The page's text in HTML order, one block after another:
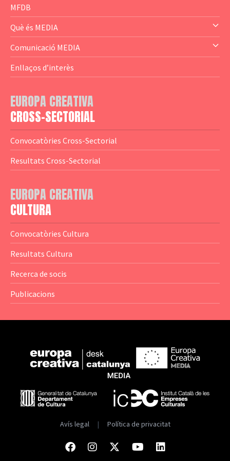
— Business Cluster
— Audience Cluster
— Altres
MFDB
Què és MEDIA
— El subprograma MEDIA
— Agència Executiva
— Logotips
Comunicació MEDIA
— Estrenes a Catalunya
— Notícies
— Guies MEDIA
— Altres Guies
— Presentacions
— Estudis
— Anuaris
— Catàlegs
— Estadístiques
Enllaços d’interès
EUROPA CREATIVA
CROSS-SECTORIAL
Convocatòries Cross-Sectorial
Resultats Cross-Sectorial
EUROPA CREATIVA
CULTURA
Convocatòries Cultura
Resultats Cultura
Recerca de socis
Publicacions
Avís legal | Política de privacitat
FacebookInstagram
TwitterYoutube